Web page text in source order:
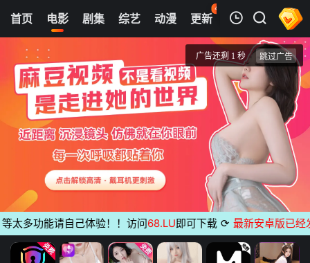
首页 电影 剧集 综艺 动漫 更新
42
热榜 APP
HD
神探修尔之洛桐的神秘力量
清空
多功能请自己体验！！访问68.LU即可下载 ⟳ 最新安卓版已经发